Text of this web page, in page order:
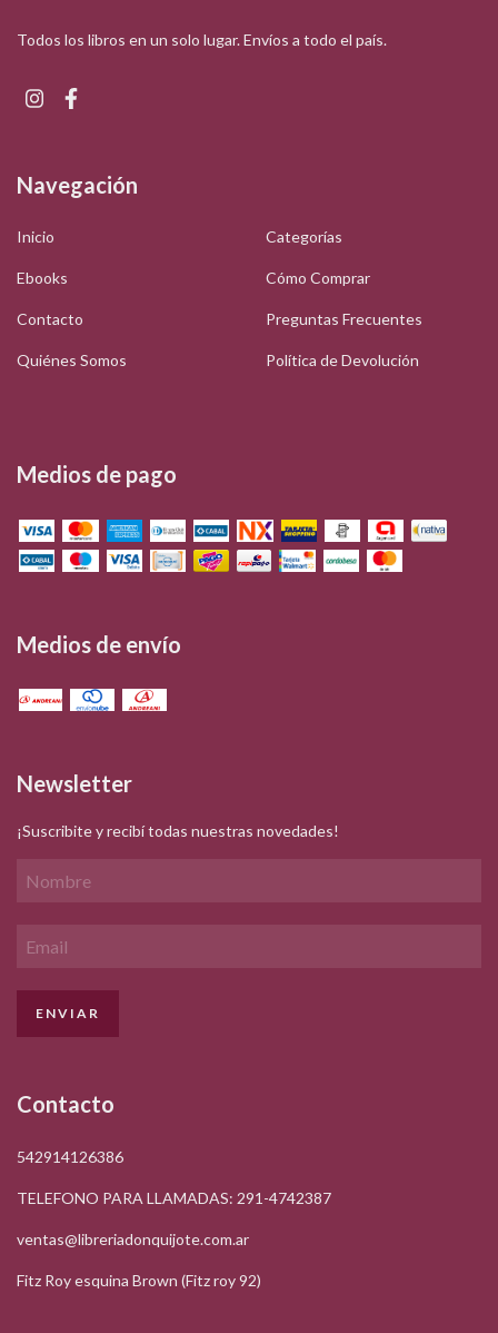
Todos los libros en un solo lugar. Envíos a todo el país.
Navegación
Inicio Categorías
Ebooks Cómo Comprar
Contacto Preguntas Frecuentes
Quiénes Somos Política de Devolución
Medios de pago
Medios de envío
Newsletter
¡Suscribite y recibí todas nuestras novedades!
Contacto
542914126386
TELEFONO PARA LLAMADAS: 291-4742387
ventas@libreriadonquijote.com.ar
Fitz Roy esquina Brown (Fitz roy 92)